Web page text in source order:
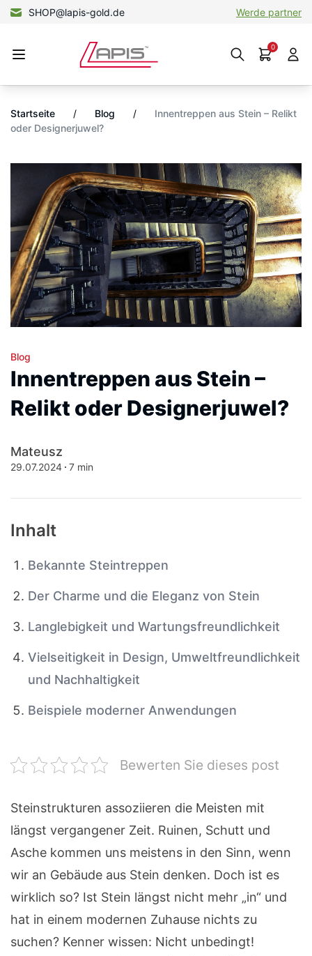
SHOP@lapis-gold.de Werde partner
0
Startseite / Blog /
Innentreppen aus Stein – Relikt
oder Designerjuwel?
Blog
Innentreppen aus Stein –
Relikt oder Designerjuwel?
Mateusz
29.07.2024 7 min
Inhalt
Bekannte Steintreppen
Der Charme und die Eleganz von Stein
Langlebigkeit und Wartungsfreundlichkeit
Vielseitigkeit in Design, Umweltfreundlichkeit
und Nachhaltigkeit
Beispiele moderner Anwendungen
Bewerten Sie dieses post
Steinstrukturen assoziieren die Meisten mit
längst vergangener Zeit. Ruinen, Schutt und
Asche kommen uns meistens in den Sinn, wenn
wir an Gebäude aus Stein denken. Doch ist es
wirklich so? Ist Stein längst nicht mehr „in“ und
hat in einem modernen Zuhause nichts zu
suchen? Kenner wissen: Nicht unbedingt!